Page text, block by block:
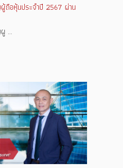
ถือหุ้นประจำปี 2567 ผ่าน
...